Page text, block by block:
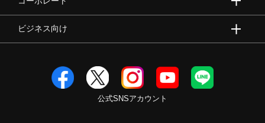
ビジネス向け
公式SNSアカウント